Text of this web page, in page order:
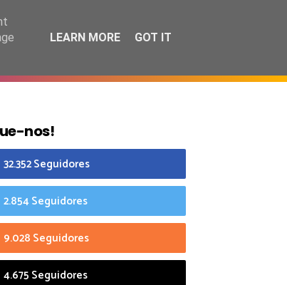
CALENDÁRIO
nos!
32.352 Seguidores
2.854 Seguidores
9.028 Seguidores
4.675 Seguidores
LEARN MORE GOT IT